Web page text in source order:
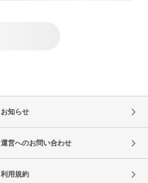
お知らせ
運営へのお問い合わせ
利用規約